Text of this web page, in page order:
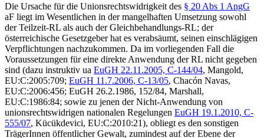
Die Ursache für die Unionsrechtswidrigkeit des § 20 Abs 1 AngG
aF liegt im Wesentlichen in dermangelhaften Umsetzung sowohl
der Teilzeit-RL als auch der Gleichbehandlungs-RL; der
österreichische Gesetzgeber hat es verabsäumt, seinen einschlägigen
Verpflichtungen nachzukommen. Da im vorliegenden Fall die
Voraussetzungen für eine direkte Anwendung der RL nicht gegeben
sind (dazu instruktiv ua EuGH 22.11.2005, C-144/04, Mangold,
EU:C:2005:709; EuGH 11.7.2006, C-13/05, Chacón Navas,
EU:C:2006:456; EuGH 26.2.1986, 152/84, Marshall,
EU:C:1986:84; sowie zu jenen der Nicht-Anwendung von
unionsrechtswidrigen nationalen Regelungen EuGH 19.1.2010, C-
555/07, Kücükdevici, EU:C:2010:21), obliegt es den sonstigen
TrägerInnen öffentlicher Gewalt, zumindest auf derEbene der